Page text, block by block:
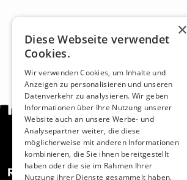
Recht und Ordnung
×
Diese Webseite verwendet
Cookies.
Wir verwenden Cookies, um Inhalte und
Anzeigen zu personalisieren und unseren
Datenverkehr zu analysieren. Wir geben
Informationen über Ihre Nutzung unserer
Website auch an unsere Werbe- und
Analysepartner weiter, die diese
möglicherweise mit anderen Informationen
kombinieren, die Sie ihnen bereitgestellt
haben oder die sie im Rahmen Ihrer
Nutzung ihrer Dienste gesammelt haben.